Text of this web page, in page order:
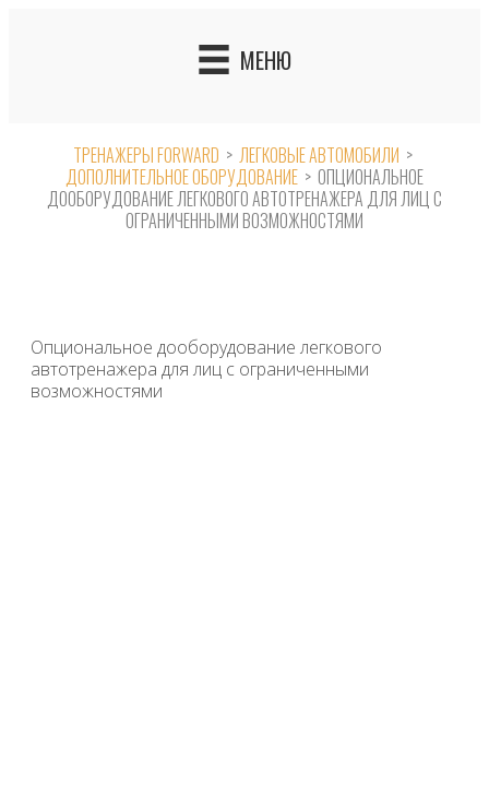
МЕНЮ
ТРЕНАЖЕРЫ FORWARD > ЛЕГКОВЫЕ АВТОМОБИЛИ >
ДОПОЛНИТЕЛЬНОЕ ОБОРУДОВАНИЕ > ОПЦИОНАЛЬНОЕ
ДООБОРУДОВАНИЕ ЛЕГКОВОГО АВТОТРЕНАЖЕРА ДЛЯ ЛИЦ С
ОГРАНИЧЕННЫМИ ВОЗМОЖНОСТЯМИ
Опциональное дооборудование легкового
автотренажера для лиц с ограниченными
возможностями